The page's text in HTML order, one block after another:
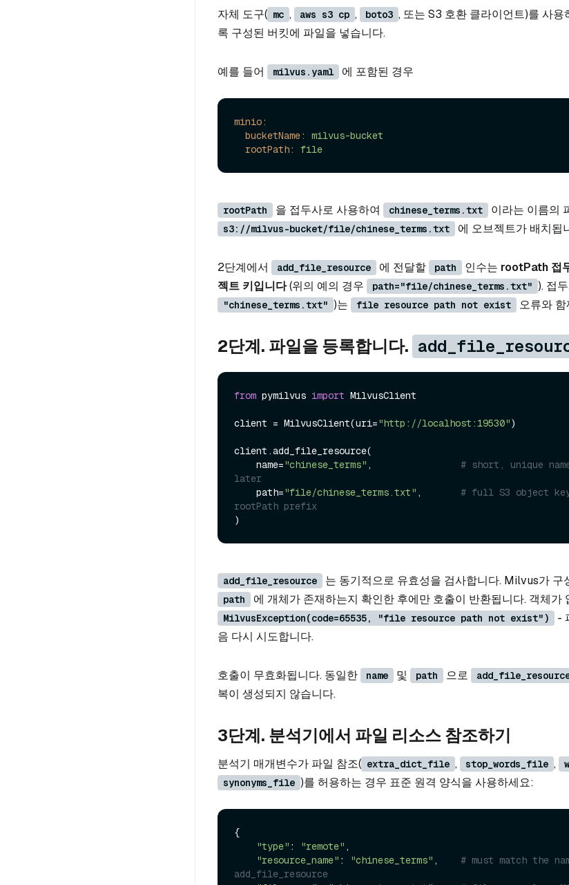
자체 도구( mc , aws s3 cp , boto3 , 또는 S3 호환 클라이언트)를 사
록 구성된 버킷에 파일을 넣습니다.
예를 들어 milvus.yaml 에 포함된 경우
minio:
bucketName:
milvus-bucket
rootPath:
file
rootPath 을 접두사로 사용하여 chinese_terms.txt 이라는 이름의
s3://milvus-bucket/file/chinese_terms.txt 에 오브젝트가 배치됩
2단계에서 add_file_resource 에 전달할 path 인수는 rootPath 접
젝트 키입니다(위의 예의 경우 path="file/chinese_terms.txt" ). 접
"chinese_terms.txt" )는 file resource path not exist 오류와
2단계. 파일을 등록합니다.
from pymilvus import MilvusClient
client = MilvusClient(uri="http://localhost:19530")
client.add_file_resource(
    name=
"chinese_terms" , # short, unique
later
    path=
"file/chinese_terms.txt" , # full S3 object
rootPath prefix
add_file_resource 는 동기적으로 유효성을 검사합니다. Milvus가 구
path 에 개체가 존재하는지 확인한 후에만 호출이 반환됩니다. 객체가
MilvusException(code=65535, "file resource path not exist")
-
음 다시 시도합니다.
호출이 무효화됩니다. 동일한 name 및 path 으로
복이 생성되지 않습니다.
3단계. 분석기에서 파일 리소스 참조하기
분석기 매개변수가 파일 참조( extra_dict_file , stop_words_file ,
synonyms_file )를 허용하는 경우 표준 원격 양식을 사용하세요:
{
"type" : "remote" ,
"resource_name" : "chinese_terms" , # must match the
add_file_resource